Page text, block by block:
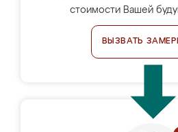
стоимости Вашей
ВЫЗВАТЬ